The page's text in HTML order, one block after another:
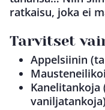
ratkaisu, joka ei
Tarvitset
Appelsiinin
vaniljatankoja)